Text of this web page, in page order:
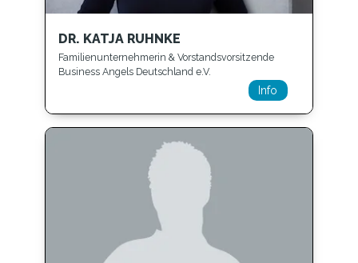
DR. KATJA RUHNKE
Familienunternehmerin & Vorstandsvorsitzende
Business Angels Deutschland e.V.
Info